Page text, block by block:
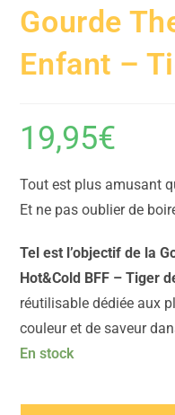
Gourde
Enfant –
19,95€
Tout est plus amusant
Et ne pas oublier de
Tel est l’objectif de la
Hot&Cold BFF – Tiger
réutilisable dédiée aux
couleur et de saveur
En stock